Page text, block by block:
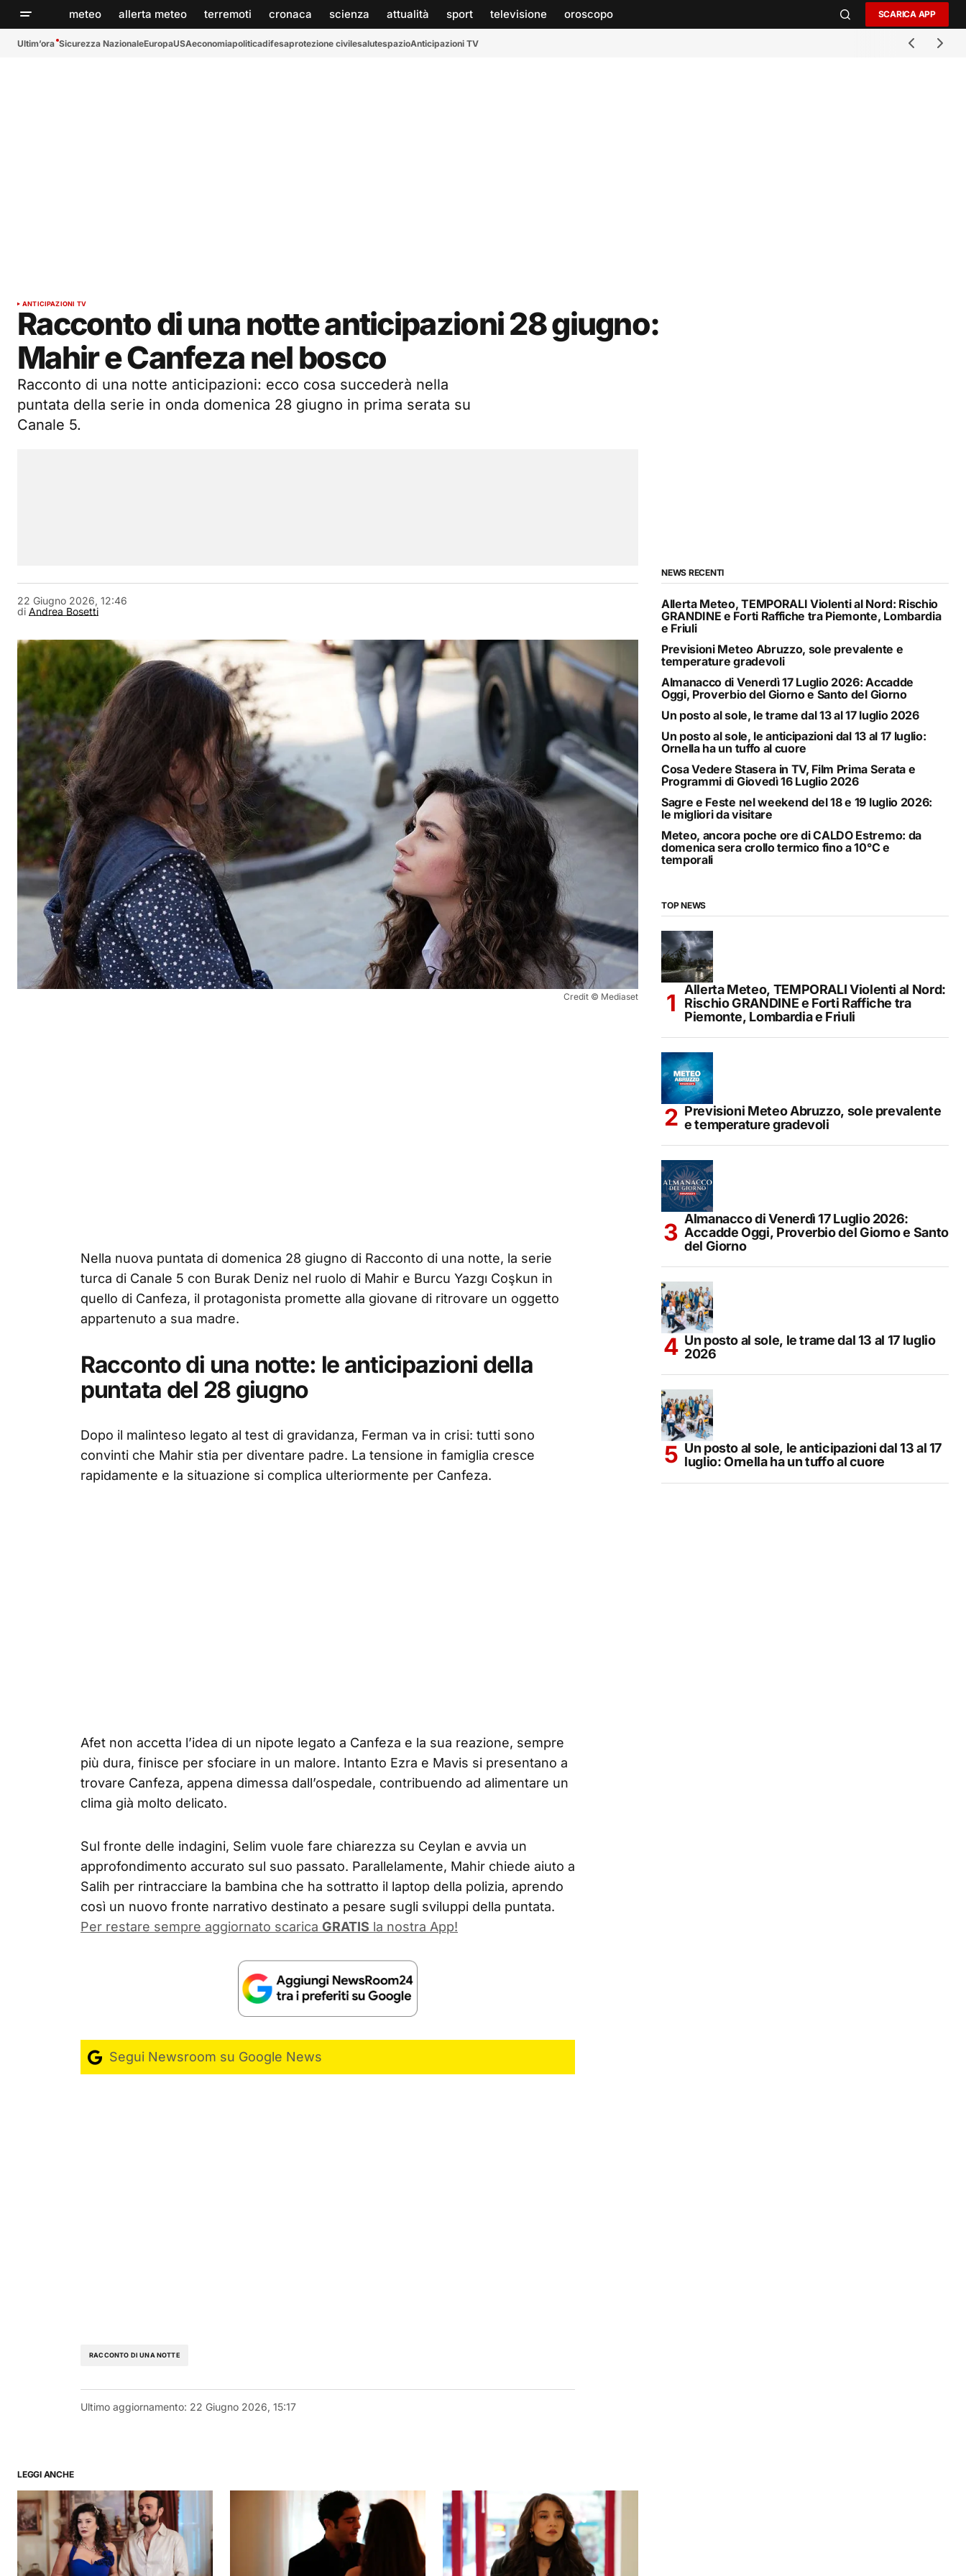
meteo allerta meteo terremoti cronaca scienza attualità sport televisione oroscopo SCARICA APP
Ultim’ora Sicurezza NazionaleEuropaUSAeconomiapoliticadifesaprotezione civilesalutespazioAnticipazioni TV
ANTICIPAZIONI TV
Racconto di una notte anticipazioni 28 giugno:
Mahir e Canfeza nel bosco
Racconto di una notte anticipazioni: ecco cosa succederà nella
puntata della serie in onda domenica 28 giugno in prima serata su
Canale 5.
di Andrea Bosetti
22 Giugno 2026, 12:46
Credit © Mediaset
Nella nuova puntata di domenica 28 giugno di Racconto di una notte, la serie
turca di Canale 5 con Burak Deniz nel ruolo di Mahir e Burcu Yazgı Coşkun in
quello di Canfeza, il protagonista promette alla giovane di ritrovare un oggetto
appartenuto a sua madre.
Racconto di una notte: le anticipazioni della
puntata del 28 giugno
Dopo il malinteso legato al test di gravidanza, Ferman va in crisi: tutti sono
convinti che Mahir stia per diventare padre. La tensione in famiglia cresce
rapidamente e la situazione si complica ulteriormente per Canfeza.
Afet non accetta l’idea di un nipote legato a Canfeza e la sua reazione, sempre
più dura, finisce per sfociare in un malore. Intanto Ezra e Mavis si presentano a
trovare Canfeza, appena dimessa dall’ospedale, contribuendo ad alimentare un
clima già molto delicato.
Sul fronte delle indagini, Selim vuole fare chiarezza su Ceylan e avvia un
approfondimento accurato sul suo passato. Parallelamente, Mahir chiede aiuto a
Salih per rintracciare la bambina che ha sottratto il laptop della polizia, aprendo
così un nuovo fronte narrativo destinato a pesare sugli sviluppi della puntata.
Per restare sempre aggiornato scarica GRATIS la nostra App!
Segui Newsroom su Google News
RACCONTO DI UNA NOTTE
Ultimo aggiornamento: 22 Giugno 2026, 15:17
LEGGI ANCHE
NEWS RECENTI
Allerta Meteo, TEMPORALI Violenti al Nord: Rischio
GRANDINE e Forti Raffiche tra Piemonte, Lombardia
e Friuli
Previsioni Meteo Abruzzo, sole prevalente e
temperature gradevoli
Almanacco di Venerdì 17 Luglio 2026: Accadde
Oggi, Proverbio del Giorno e Santo del Giorno
Un posto al sole, le trame dal 13 al 17 luglio 2026
Un posto al sole, le anticipazioni dal 13 al 17 luglio:
Ornella ha un tuffo al cuore
Cosa Vedere Stasera in TV, Film Prima Serata e
Programmi di Giovedì 16 Luglio 2026
Sagre e Feste nel weekend del 18 e 19 luglio 2026:
le migliori da visitare
Meteo, ancora poche ore di CALDO Estremo: da
domenica sera crollo termico fino a 10°C e
temporali
TOP NEWS
Allerta Meteo, TEMPORALI Violenti al Nord:
Rischio GRANDINE e Forti Raffiche tra
Piemonte, Lombardia e Friuli
Previsioni Meteo Abruzzo, sole prevalente
e temperature gradevoli
Almanacco di Venerdì 17 Luglio 2026:
Accadde Oggi, Proverbio del Giorno e Santo
del Giorno
Un posto al sole, le trame dal 13 al 17 luglio
2026
Un posto al sole, le anticipazioni dal 13 al 17
luglio: Ornella ha un tuffo al cuore